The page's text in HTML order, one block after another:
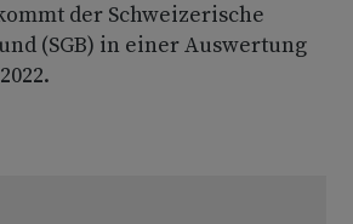
der Schweizerische
(SGB) in einer Auswertung